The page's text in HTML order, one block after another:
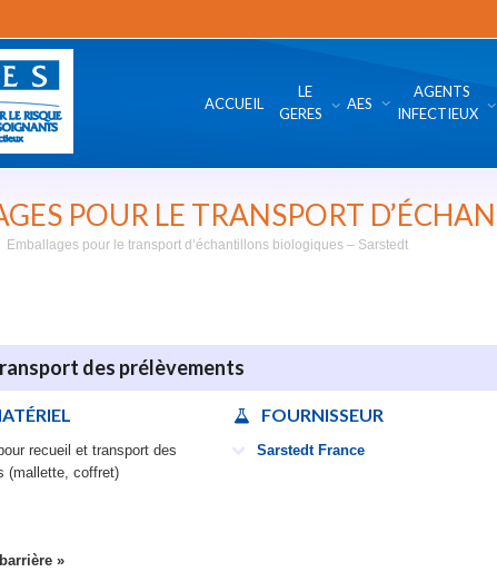
ACCUEIL
LE
GERES
AES
AGENTS
INFECTIEUX
POUR LE TRANSPORT
Emballages pour le transport d’échantillons biologiques – Sarstedt
des prélèvements
recueil et transport des
(mallette, coffret)
FOURNISSEUR
Sarstedt France
»